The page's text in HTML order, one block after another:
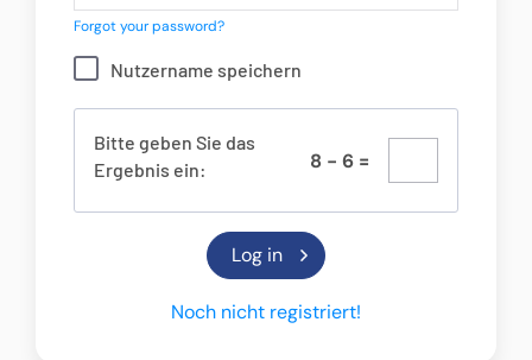
Forgot your password?
Nutzername speichern
Bitte geben Sie das
Ergebnis ein:
8 - 6 =
Noch nicht registriert!